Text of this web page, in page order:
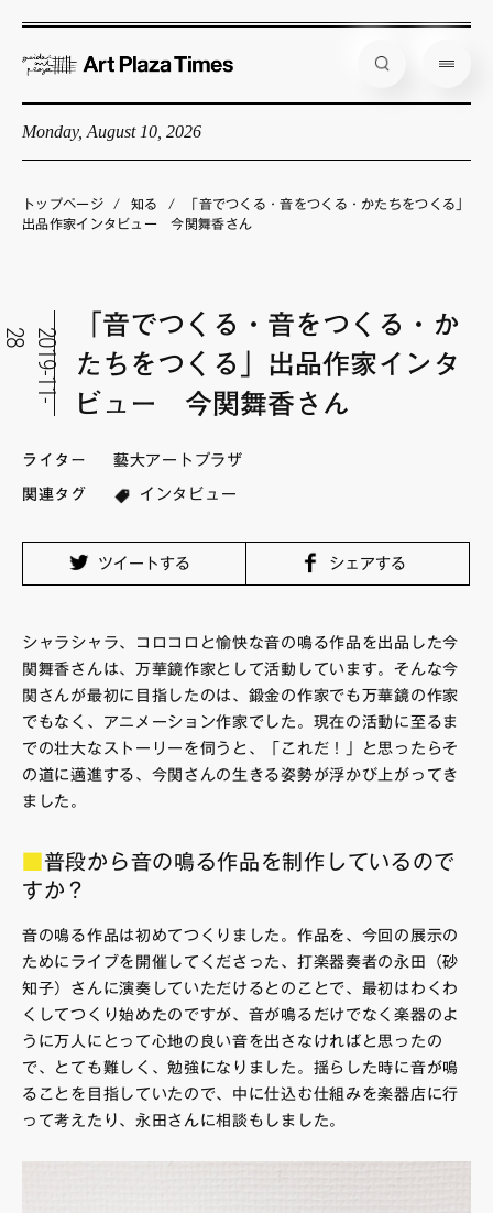
Monday, August 10, 2026
企画展情報
アーティスト
店舗からのお知らせ
公式通販
トップページ / 知る /
「音でつくる・音をつくる・かたちをつくる」
出品作家インタビュー 今関舞香さん
2
0
1
9
-
1
1
-
2
8
「音でつくる・音をつくる・か
たちをつくる」出品作家インタ
ビュー 今関舞香さん
ライター 藝大アートプラザ
関連タグ インタビュー
ツイートする シェアする
シャラシャラ、コロコロと愉快な音の鳴る作品を出品した今
関舞香さんは、万華鏡作家として活動しています。そんな今
関さんが最初に目指したのは、鍛金の作家でも万華鏡の作家
でもなく、アニメーション作家でした。現在の活動に至るま
での壮大なストーリーを伺うと、「これだ！」と思ったらそ
の道に邁進する、今関さんの生きる姿勢が浮かび上がってき
ました。
普段から音の鳴る作品を制作しているので
すか？
音の鳴る作品は初めてつくりました。作品を、今回の展示の
ためにライブを開催してくださった、打楽器奏者の永田（砂
知子）さんに演奏していただけるとのことで、最初はわくわ
くしてつくり始めたのですが、音が鳴るだけでなく楽器のよ
うに万人にとって心地の良い音を出さなければと思ったの
で、とても難しく、勉強になりました。揺らした時に音が鳴
ることを目指していたので、中に仕込む仕組みを楽器店に行
って考えたり、永田さんに相談もしました。